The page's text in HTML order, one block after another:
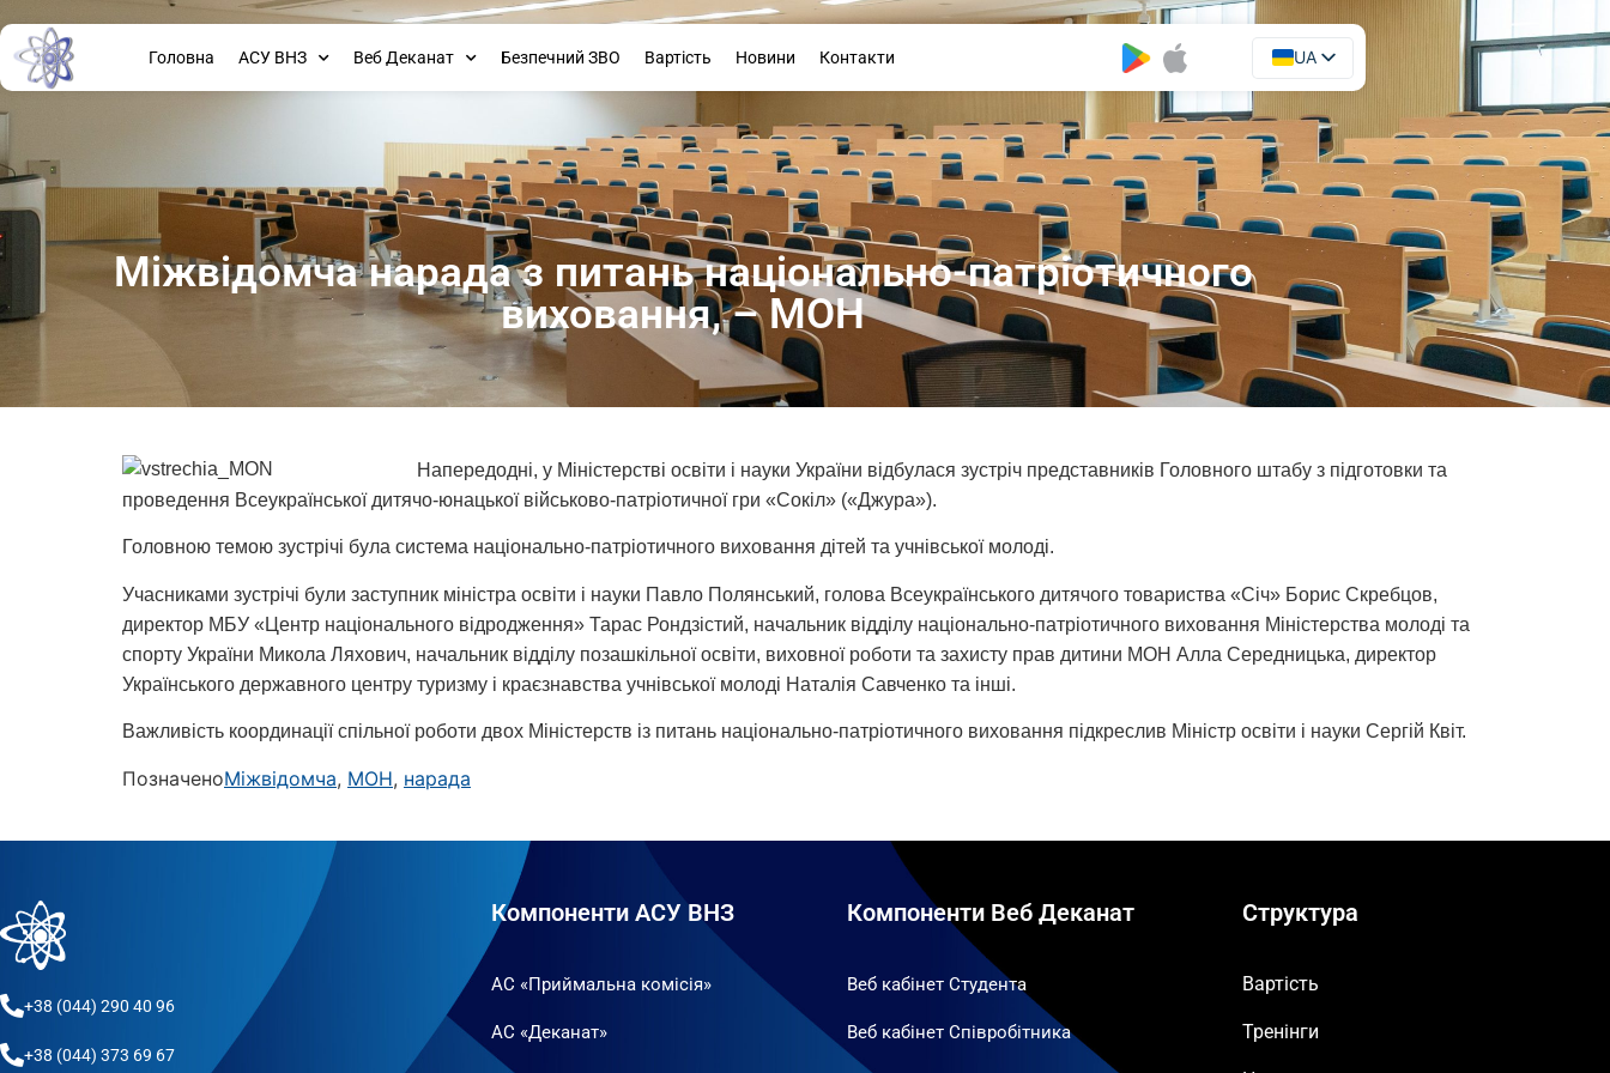
Головна АСУ ВНЗ Веб Деканат Безпечний ЗВО Вартість Новини Контакти
UA
EN
Міжвідомча нарада з питань національно-патріотичного
виховання, – МОН
Напередодні, у Міністерстві освіти і науки України відбулася зустріч представників Головного штабу з підготовки та
проведення Всеукраїнської дитячо-юнацької військово-патріотичної гри «Сокіл» («Джура»).
Головною темою зустрічі була система національно-патріотичного виховання дітей та учнівської молоді.
Учасниками зустрічі були заступник міністра освіти і науки Павло Полянський, голова Всеукраїнського дитячого товариства «Січ» Борис Скребцов,
директор МБУ «Центр національного відродження» Тарас Рондзістий, начальник відділу національно-патріотичного виховання Міністерства молоді та
спорту України Микола Ляхович, начальник відділу позашкільної освіти, виховної роботи та захисту прав дитини МОН Алла Середницька, директор
Українського державного центру туризму і краєзнавства учнівської молоді Наталія Савченко та інші.
Важливість координації спільної роботи двох Міністерств із питань національно-патріотичного виховання підкреслив Міністр освіти і науки Сергій Квіт.
ПозначеноМіжвідомча, МОН, нарада
+38 (044) 290 40 96
+38 (044) 373 69 67
Компоненти АСУ ВНЗ
АС «Приймальна комісія»
АС «Деканат»
Компоненти Веб Деканат
Веб кабінет Студента
Веб кабінет Співробітника
Структура
Вартість
Тренінги